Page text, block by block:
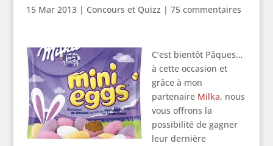
15 Mar 2013| Concours et Quizz | 75 commentaires
C’est bientôt Pâques…
à cette occasion et
grâce à mon
partenaire Milka, nous
vous offrons la
possibilité de gagner
leur dernière